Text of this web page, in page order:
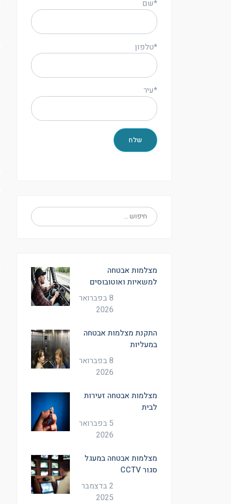
*שם
*טלפון
*עיר
מצלמות אבטחה
למשאיות ואוטובוסים
8 בפברואר
2026
התקנת מצלמות אבטחה
במעליות
8 בפברואר
2026
מצלמות אבטחה זעירות
לבית
5 בפברואר
2026
מצלמות אבטחה במעגל
סגור CCTV
2 בדצמבר
2025